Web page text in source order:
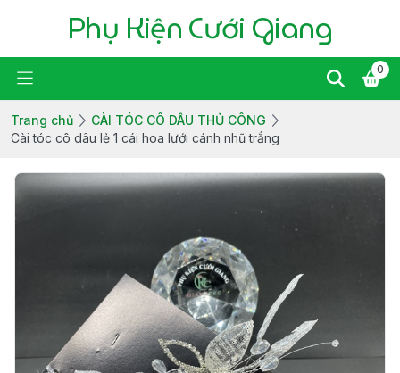
Phụ Kiện Cưới Giang
0
Trang chủ
CÀI TÓC CÔ DÂU THỦ CÔNG
Cài tóc cô dâu lẻ 1 cái hoa lưới cánh nhũ trắng